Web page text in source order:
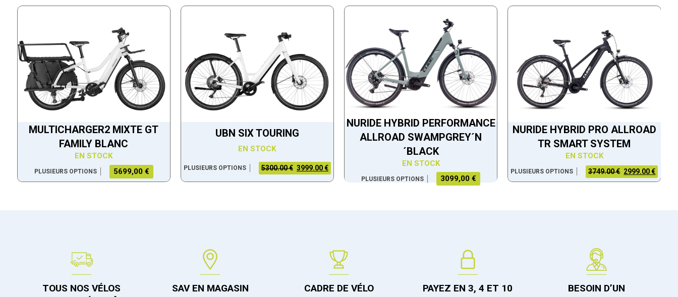
MULTICHARGER2 MIXTE GT
FAMILY BLANC
EN STOCK
PLUSIEURS OPTIONS 5699,00 €
UBN SIX TOURING
EN STOCK
PLUSIEURS OPTIONS 5300.00 € 3999.00 €
NURIDE HYBRID PERFORMANCE
ALLROAD SWAMPGREY´N
´BLACK
EN STOCK
PLUSIEURS OPTIONS 3099,00 €
NURIDE HYBRID PRO ALLROAD
TR SMART SYSTEM
EN STOCK
PLUSIEURS OPTIONS 3749.00 € 2999.00 €
TOUS NOS VÉLOS
SAV EN MAGASIN
CADRE DE VÉLO
PAYEZ EN 3, 4 ET 10
BESOIN D’UN